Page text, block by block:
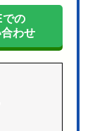
での
わせ